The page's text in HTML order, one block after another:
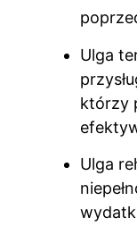
Ulga
którzy
Ulga